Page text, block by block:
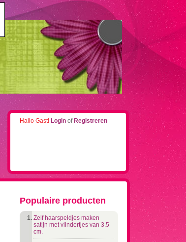
Hallo Gast! Login of Registreren
Populaire producten
Zelf haarspeldjes maken
satijn met vlindertjes van 3.5
cm.